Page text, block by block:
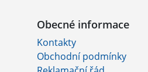
Obecné informace
Kontakty
Obchodní podmínky